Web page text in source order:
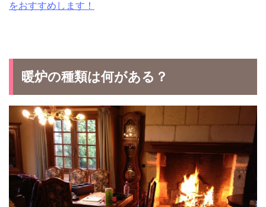
をおすすめします！
暖炉の種類は何がある？